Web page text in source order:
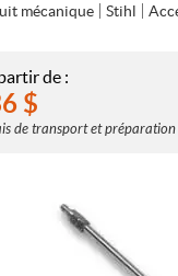
mécanique Stihl
de :
$
de transport et préparation